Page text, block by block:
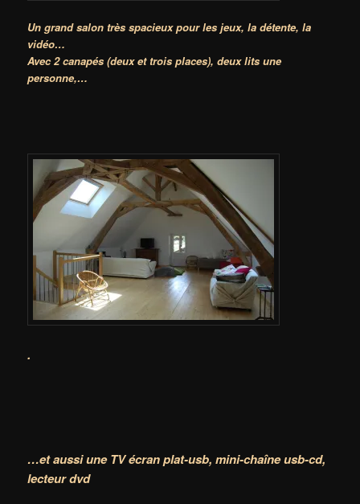
Un grand salon très spacieux pour les jeux, la détente, la
vidéo…
Avec 2 canapés (deux et trois places), deux lits une
personne,…
.
…et aussi une TV écran plat-usb,mini-chaîne usb-cd,
lecteur dvd